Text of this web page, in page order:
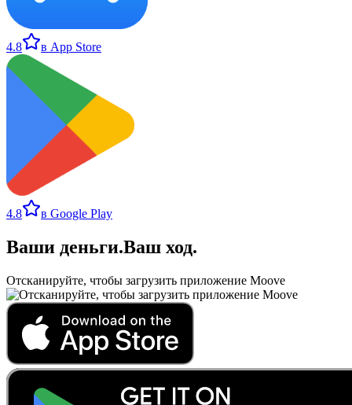
4.8 в App Store
4.8 в Google Play
Ваши деньги.Ваш ход.
Отсканируйте, чтобы загрузить приложение Moove